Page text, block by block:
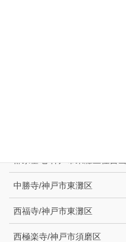
中勝寺/神戸市東灘区
西福寺/神戸市東灘区
西極楽寺/神戸市須磨区